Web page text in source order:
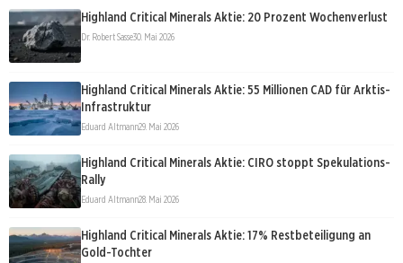
Highland Critical Minerals Aktie: 20 Prozent Wochenverlust
Dr. Robert Sasse30. Mai 2026
Highland Critical Minerals Aktie: 55 Millionen CAD für Arktis-
Infrastruktur
Eduard Altmann29. Mai 2026
Highland Critical Minerals Aktie: CIRO stoppt Spekulations-
Rally
Eduard Altmann28. Mai 2026
Highland Critical Minerals Aktie: 17% Restbeteiligung an
Gold-Tochter